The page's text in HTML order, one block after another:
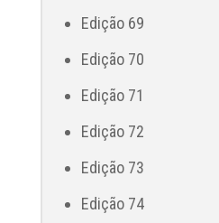
Edição 69
Edição 70
Edição 71
Edição 72
Edição 73
Edição 74